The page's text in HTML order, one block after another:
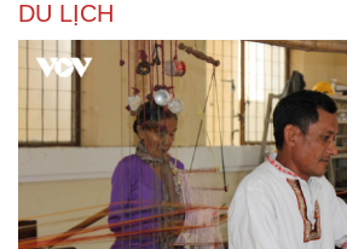
Phòng mạch online
DU LỊCH